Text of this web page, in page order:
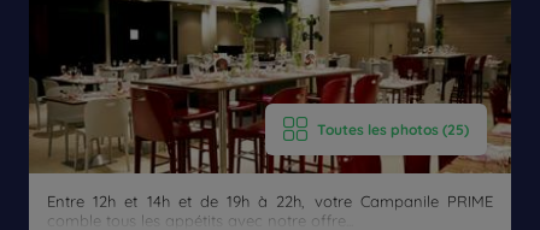
Toutes les photos (25)
Entre 12h et 14h et de 19h à 22h, votre Campanile PRIME
comble tous les appétits avec notre offre...